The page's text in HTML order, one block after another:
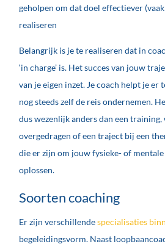
geholpen om dat doel effectiever
realiseren
Belangrijk is je te realiseren dat in
‘in charge’ is. Het succes van jouw
van je eigen inzet. Je coach helpt je er
nog steeds zelf de reis ondernemen.
dus wezenlijk anders dan een
overgedragen of een traject bij een
die er zijn om jouw fysieke- of
oplossen.
Soorten coaching
Er zijn verschillendespecialisaties
begeleidingsvorm. Naast